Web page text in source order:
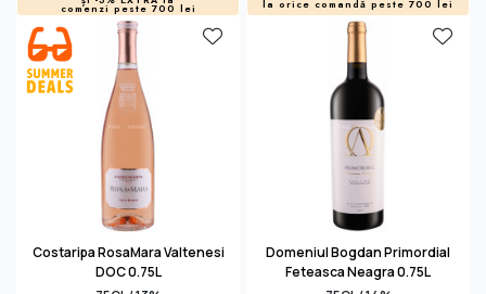
comenzi peste 700 lei
Costaripa RosaMara Valtenesi
DOC 0.75L
la orice comandă peste 700 lei
Domeniul Bogdan Primordial
Feteasca Neagra 0.75L